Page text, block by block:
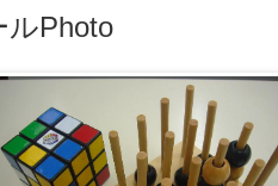
ルPhoto